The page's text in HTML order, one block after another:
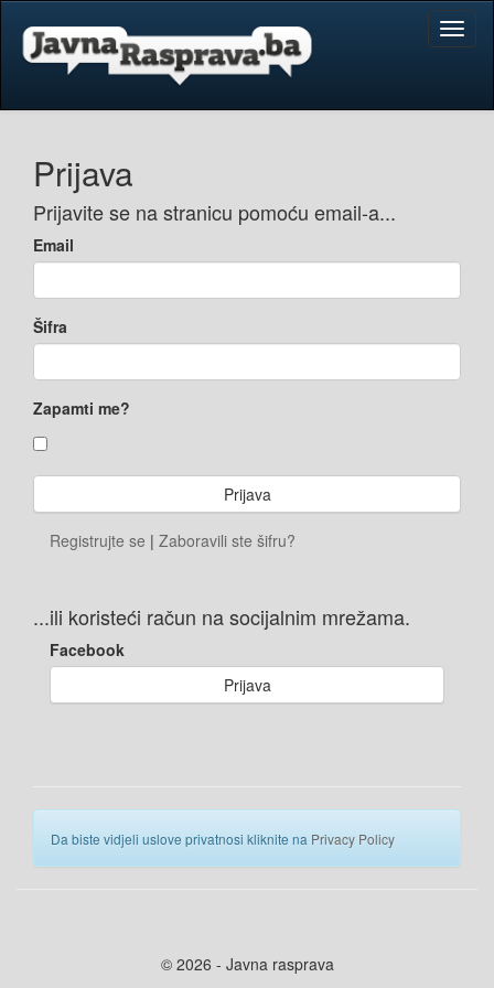
Prijava
Prijavite se na stranicu pomoću email-a...
Email
Šifra
Zapamti me?
Registrujte se | Zaboravili ste šifru?
...ili koristeći račun na socijalnim mrežama.
Facebook
Prijava
Da biste vidjeli uslove privatnosi kliknite na Privacy Policy
© 2026 - Javna rasprava